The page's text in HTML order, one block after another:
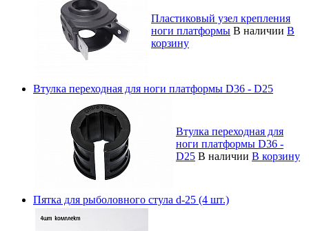
Пластиковый узел крепления
ноги платформы В наличии В
корзину
Втулка переходная для ноги платформы D36 - D25
Втулка переходная для
ноги платформы D36 -
D25 В наличии В корзину
Пятка для рыболовного стула d-25 (4 шт.)